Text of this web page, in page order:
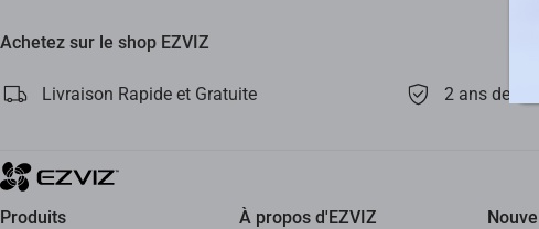
Achetez sur le shop EZVIZ
Livraison Rapide et Gratuite 2 ans de
Produits À propos d'EZVIZ